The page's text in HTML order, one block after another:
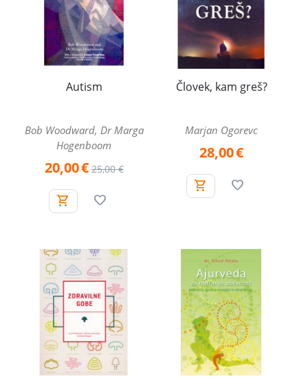
Autism
Bob Woodward, Dr Marga
Hogenboom
20,00€ 25,00 €
Človek, kam greš?
Marjan Ogorevc
28,00€